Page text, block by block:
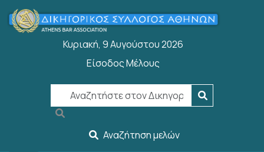
Παράκαμψη προς το κυρίως περιεχόμενο
Κυριακή, 9 Αυγούστου 2026
User account menu
Είσοδος Μέλους
Αναζήτηση μελών